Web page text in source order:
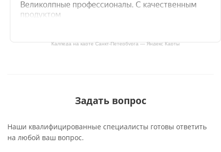
Калпеда на карте Санкт‑Петербурга — Яндекс Карты
Задать вопрос
Наши квалифицированные специалисты готовы ответить
на любой ваш вопрос.